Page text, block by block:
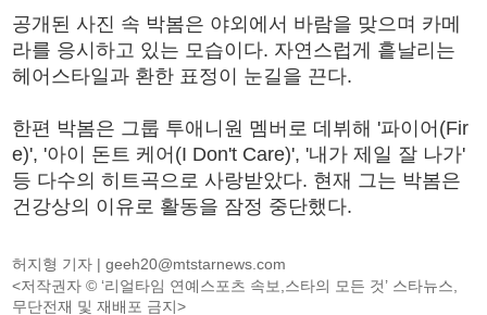
공개된 사진 속 박봄은 야외에서 바람을 맞으며 카메
라를 응시하고 있는 모습이다. 자연스럽게 흩날리는
헤어스타일과 환한 표정이 눈길을 끈다.
한편 박봄은 그룹 투애니원 멤버로 데뷔해 '파이어(Fir
e)', '아이 돈트 케어(I Don't Care)', '내가 제일 잘 나가'
등 다수의 히트곡으로 사랑받았다. 현재 그는 박봄은
건강상의 이유로 활동을 잠정 중단했다.
허지형 기자 |geeh20@mtstarnews.com
<저작권자 © ‘리얼타임 연예스포츠 속보,스타의 모든 것’ 스타뉴스,
무단전재 및 재배포 금지>